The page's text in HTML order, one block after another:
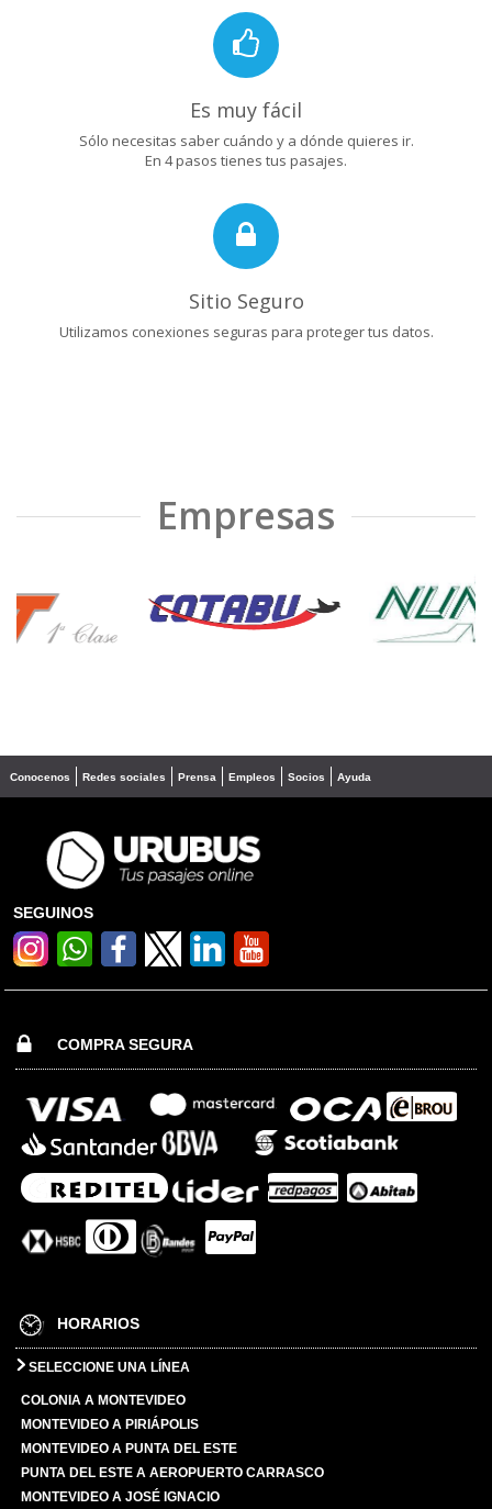
Es muy fácil
Sólo necesitas saber cuándo y a dónde quieres ir.
En 4 pasos tienes tus pasajes.
Sitio Seguro
Utilizamos conexiones seguras para proteger tus datos.
Empresas
❮ ❯
Conocenos Redes sociales Prensa Empleos Socios Ayuda
SEGUINOS
COMPRA SEGURA
HORARIOS
SELECCIONE UNA LÍNEA
COLONIA A MONTEVIDEO
MONTEVIDEO A PIRIÁPOLIS
MONTEVIDEO A PUNTA DEL ESTE
PUNTA DEL ESTE A AEROPUERTO CARRASCO
MONTEVIDEO A JOSÉ IGNACIO